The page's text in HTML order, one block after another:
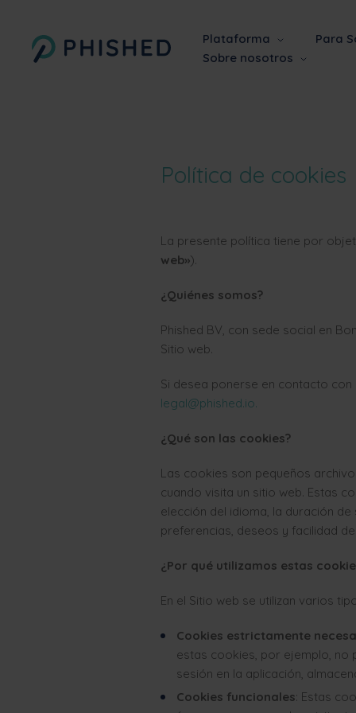
Plataforma Para
Sobre nosotros
Política de cookies
La presente política tiene por
web»).
¿Quiénes somos?
Phished BV, con sede social en
Sitio web.
Si desea ponerse en contacto
legal@phished.io.
¿Qué son las cookies?
Las cookies son pequeños
cuando visita un sitio web. Estas
elección del idioma, la duración
preferencias, deseos y facilidad
¿Por qué utilizamos estas
En el Sitio web se utilizan varios
Cookies estrictamente
estas cookies, por ejemplo, no
sesión en la aplicación,
Cookies funcionales: Estas